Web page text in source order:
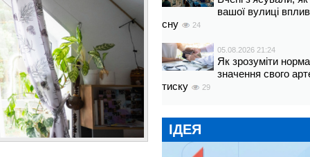
вашої вулиці
сну
24
05.08.2026 21:24
Як зрозуміти
значення свого
тиску
29
ІДЕЯ